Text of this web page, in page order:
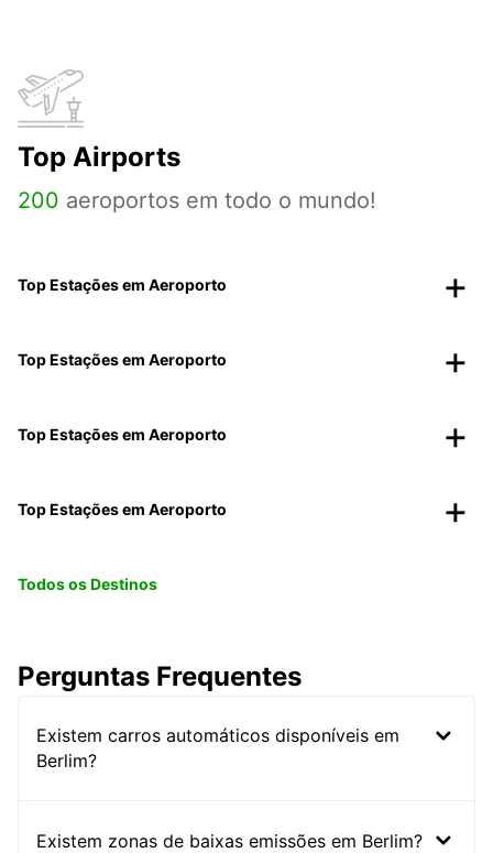
Top Airports
200 aeroportos em todo o mundo!
Top Estações em Aeroporto
Top Estações em Aeroporto
Top Estações em Aeroporto
Top Estações em Aeroporto
Todos os Destinos
Perguntas Frequentes
Existem carros automáticos disponíveis em
Berlim?
Existem zonas de baixas emissões em Berlim?